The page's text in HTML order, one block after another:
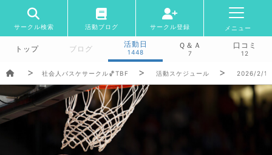
サークル検索 活動ブログ サークル登録 メニュー
トップ ブログ
活動日
1448
Ｑ＆Ａ
7
口コミ
12
社会人バスケサークル🏀TBF 活動スケジュール 2026/2/